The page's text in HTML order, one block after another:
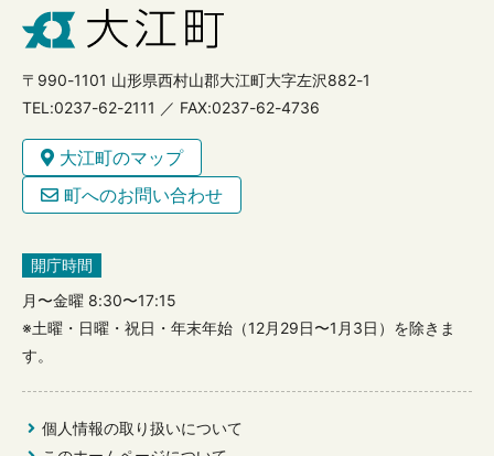
〒990-1101 山形県西村山郡大江町大字左沢882-1
TEL:0237-62-2111 ／ FAX:0237-62-4736
大江町のマップ
町へのお問い合わせ
開庁時間
月〜金曜 8:30〜17:15
※土曜・日曜・祝日・年末年始（12月29日〜1月3日）を除きま
す。
個人情報の取り扱いについて